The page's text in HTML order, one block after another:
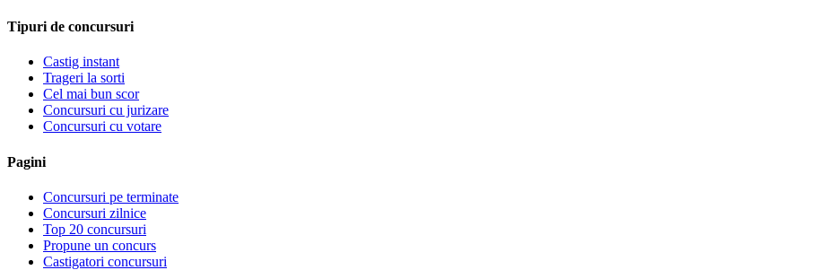
Tipuri de concursuri
Castig instant
Trageri la sorti
Cel mai bun scor
Concursuri cu jurizare
Concursuri cu votare
Pagini
Concursuri pe terminate
Concursuri zilnice
Top 20 concursuri
Propune un concurs
Castigatori concursuri